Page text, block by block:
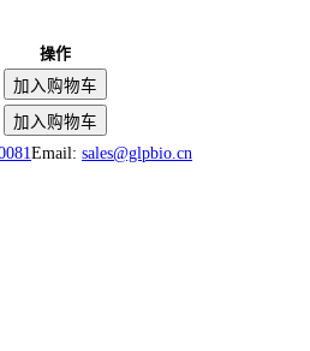
操作
加入购物车
加入购物车
Email: sales@glpbio.cn